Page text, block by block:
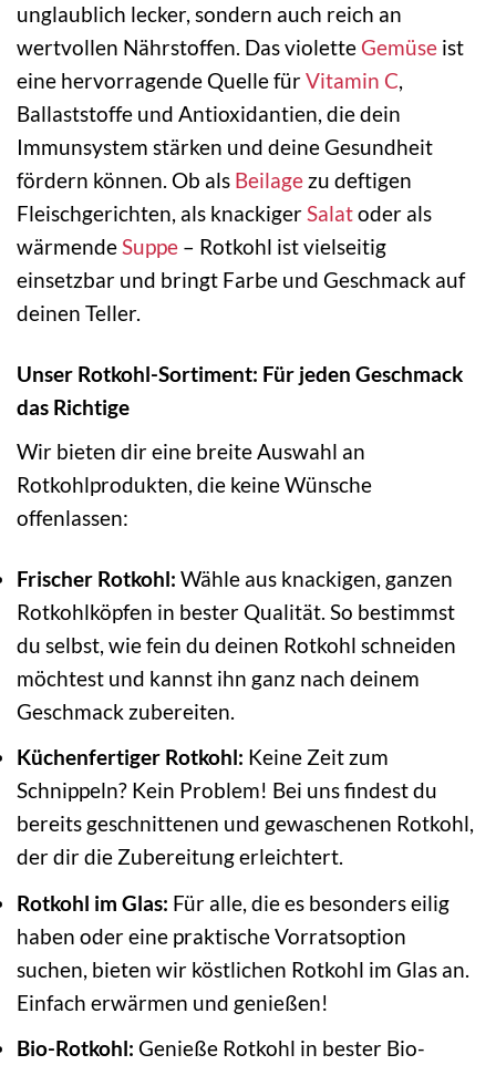
unglaublich lecker, sondern auch reich an
wertvollen Nährstoffen. Das violette Gemüse ist
eine hervorragende Quelle fürVitamin C,
Ballaststoffe und Antioxidantien, die dein
Immunsystem stärken und deine Gesundheit
fördern können. Ob als Beilage zu deftigen
Fleischgerichten, als knackigerSalatoder als
wärmendeSuppe – Rotkohl ist vielseitig
einsetzbar und bringt Farbe und Geschmack auf
deinen Teller.
Unser Rotkohl-Sortiment: Für jeden Geschmack
das Richtige
Wir bieten dir eine breite Auswahl an
Rotkohlprodukten, die keine Wünsche
offenlassen:
Frischer Rotkohl: Wähle aus knackigen, ganzen
Rotkohlköpfen in bester Qualität. So bestimmst
du selbst, wie fein du deinen Rotkohl schneiden
möchtest und kannst ihn ganz nach deinem
Geschmack zubereiten.
Küchenfertiger Rotkohl: Keine Zeit zum
Schnippeln? Kein Problem! Bei uns findest du
bereits geschnittenen und gewaschenen Rotkohl,
der dir die Zubereitung erleichtert.
Rotkohl im Glas: Für alle, die es besonders eilig
haben oder eine praktische Vorratsoption
suchen, bieten wir köstlichen Rotkohl im Glas an.
Einfach erwärmen und genießen!
Bio-Rotkohl: Genieße Rotkohl in bester Bio-